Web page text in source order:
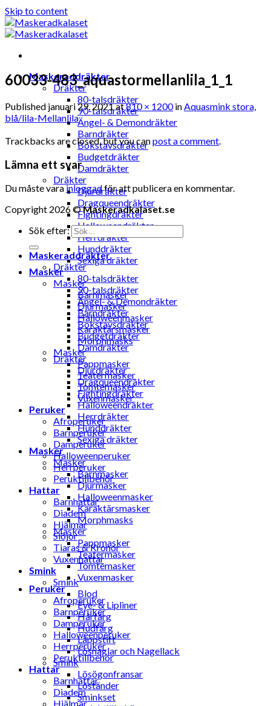
Skip to content
Maskeraddräkter
Dräkter
80-talsdräkter
90-talsdräkter
Ängel- & Demondräkter
Barndräkter
Bokstavsdräkter
Budgetdräkter
Damdräkter
Dräkter
Djurdräkter
Dragqueendräkter
Fightingdräkter
Halloweendräkter
Herrdräkter
Hunddräkter
Sexiga dräkter
Masker
Masker
Barnmasker
Djurmasker
Halloweenmasker
Karaktärsmasker
Morphmasks
Masker
Pappmasker
Teatermasker
Tomtemasker
Vuxenmasker
Peruker
Afroperuker
Barnperuker
Damperuker
Halloweenperuker
Herrperuker
Peruktillbehör
Hattar
Barnhattar
Diadem
Hjälmar
Slöjor
Tiaras & Kronor
Vuxenhattar
Smink
Smink
Blod
Eye- & Lipliner
Hårfärg
Hudfärg
Läppstift
Lösnaglar och Nagellack
Smink
Lösögonfransar
Löständer
Sminkset
60033-483_aquastormellanlila_1_1
Published januari 29, 2021at810 × 1200inAquasmink stora,
blå/lila-Mellanlila
Trackbacks are closed, but you canpost a comment.
Lämna ett svar
Du måste varainloggadför att publicera en kommentar.
Copyright 2026 ©Maskeradkalaset.se
Sök efter:
Maskeraddräkter
Dräkter
80-talsdräkter
90-talsdräkter
Ängel- & Demondräkter
Barndräkter
Bokstavsdräkter
Budgetdräkter
Damdräkter
Dräkter
Djurdräkter
Dragqueendräkter
Fightingdräkter
Halloweendräkter
Herrdräkter
Hunddräkter
Sexiga dräkter
Masker
Masker
Barnmasker
Djurmasker
Halloweenmasker
Karaktärsmasker
Morphmasks
Masker
Pappmasker
Teatermasker
Tomtemasker
Vuxenmasker
Peruker
Afroperuker
Barnperuker
Damperuker
Halloweenperuker
Herrperuker
Peruktillbehör
Hattar
Barnhattar
Diadem
Hjälmar